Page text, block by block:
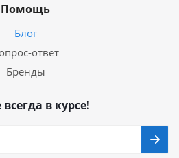
Помощь
Блог
ответ
Бренды
всегда в курсе!